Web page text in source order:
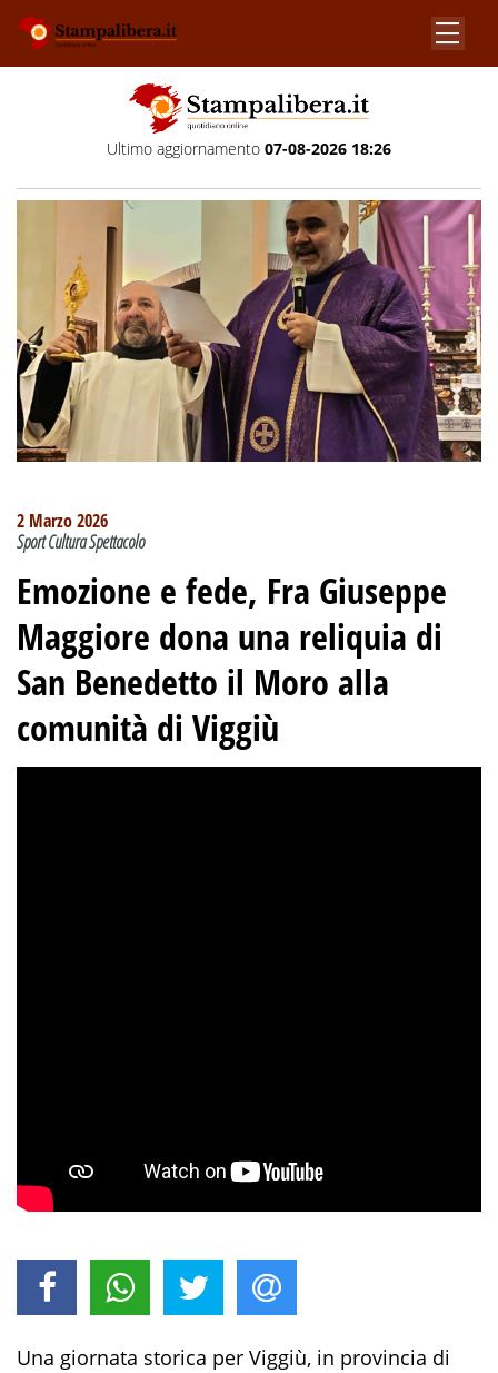
Ultimo aggiornamento 07-08-2026 18:26
2 Marzo 2026
Sport Cultura Spettacolo
Emozione e fede, Fra Giuseppe
Maggiore dona una reliquia di
San Benedetto il Moro alla
comunità di Viggiù
Una giornata storica per Viggiù, in provincia di